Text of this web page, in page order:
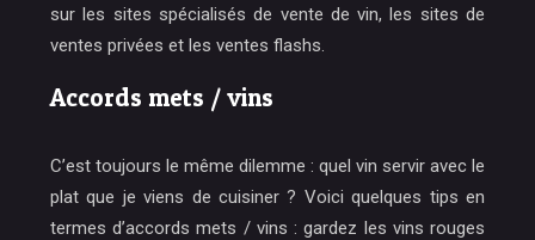
sur les sites spécialisés de vente de vin, les sites de
ventes privées et les ventes flashs.
Accords mets / vins
C’est toujours le même dilemme : quel vin servir avec le
plat que je viens de cuisiner ? Voici quelques tips en
termes d’accords mets / vins : gardez les vins rouges